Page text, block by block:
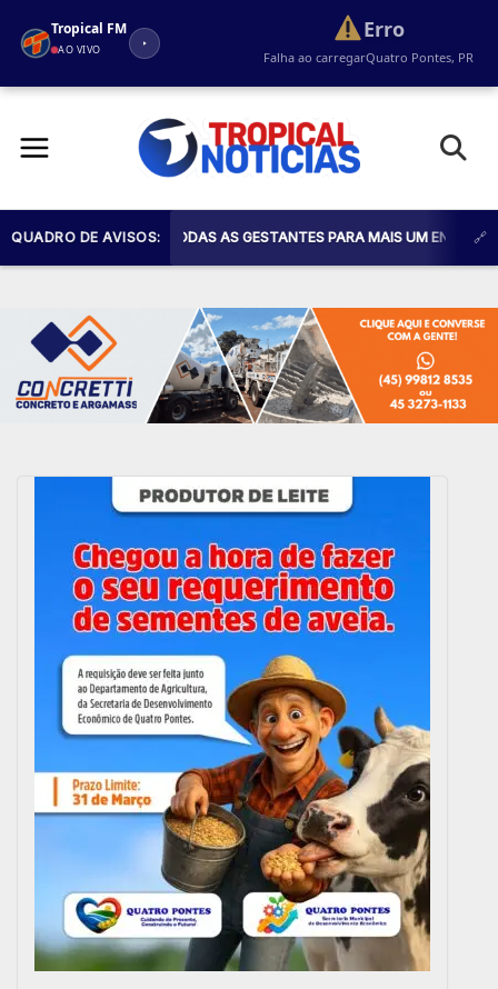
Tropical FM
AO VIVO
Erro
Falha ao carregarQuatro Pontes, PR
QUADRO DE AVISOS:
CONVIDA TODAS AS GESTANTES PARA MAIS UM ENCONTRO DO